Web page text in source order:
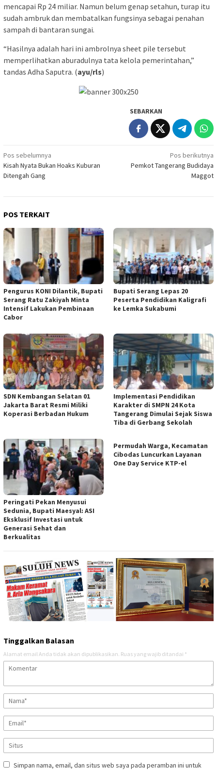
mencapai Rp 24 miliar. Namun belum genap setahun, turap itu
sudah ambruk dan membatalkan fungsinya sebagai penahan
sampah di bantaran sungai.
“Hasilnya adalah hari ini ambrolnya sheet pile tersebut
memperlihatkan aburadulnya tata kelola pemerintahan,”
tandas Adha Saputra. (ayu/rls)
SEBARKAN
Navigasi
pos
Pos sebelumnya
Kisah Nyata Bukan Hoaks Kuburan
Ditengah Gang
Pos berikutnya
Pemkot Tangerang Budidaya
Maggot
POS TERKAIT
Pengurus KONI Dilantik, Bupati
Serang Ratu Zakiyah Minta
Intensif Lakukan Pembinaan
Cabor
Bupati Serang Lepas 20
Peserta Pendidikan Kaligrafi
ke Lemka Sukabumi
SDN Kembangan Selatan 01
Jakarta Barat Resmi Miliki
Koperasi Berbadan Hukum
Implementasi Pendidikan
Karakter di SMPN 24 Kota
Tangerang Dimulai Sejak Siswa
Tiba di Gerbang Sekolah
Peringati Pekan Menyusui
Sedunia, Bupati Maesyal: ASI
Eksklusif Investasi untuk
Generasi Sehat dan
Berkualitas
Permudah Warga, Kecamatan
Cibodas Luncurkan Layanan
One Day Service KTP-el
Tinggalkan Balasan
Alamat email Anda tidak akan dipublikasikan. Ruas yang wajib ditandai *
Simpan nama, email, dan situs web saya pada peramban ini untuk